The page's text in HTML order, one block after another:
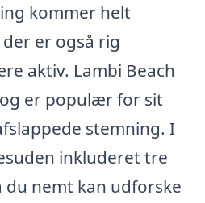
kommer helt
er også rig
aktiv. Lambi Beach
er populær for sit
stemning. I
inkluderet tre
du nemt kan udforske